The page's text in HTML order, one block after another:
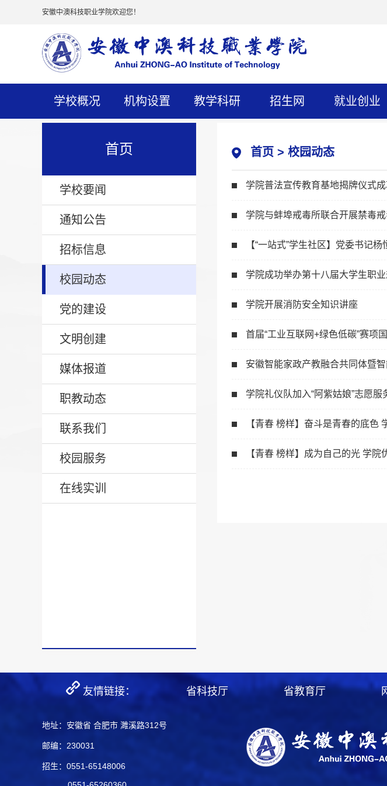
安徽中澳科技职业学院欢迎您！
学校概况 机构设置 教学科研 招生网 就业创业
首页
学校要闻
通知公告
招标信息
校园动态
党的建设
文明创建
媒体报道
职教动态
联系我们
校园服务
在线实训
首页 > 校园动态
学院普法宣传教育基地揭牌仪式
学院与蚌埠戒毒所联合开展禁毒
【“一站式”学生社区】党委书记
学院成功举办第十八届大学生职
学院开展消防安全知识讲座
首届“工业互联网+绿色低碳”赛项
安徽智能家政产教融合共同体暨
学院礼仪队加入“阿紫姑娘”志愿服
【青春 榜样】奋斗是青春的底色
【青春 榜样】成为自己的光 学院
友情链接： 省科技厅 省教育厅
地址：安徽省 合肥市 濉溪路312号
邮编：230031
招生：0551-65148006